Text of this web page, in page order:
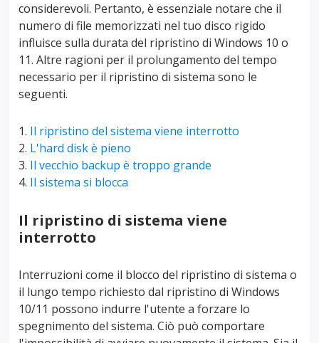
considerevoli. Pertanto, è essenziale notare che il
numero di file memorizzati nel tuo disco rigido
influisce sulla durata del ripristino di Windows 10 o
11. Altre ragioni per il prolungamento del tempo
necessario per il ripristino di sistema sono le
seguenti.
Il ripristino del sistema viene interrotto
L'hard disk è pieno
Il vecchio backup è troppo grande
Il sistema si blocca
Il ripristino di sistema viene
interrotto
Interruzioni come il blocco del ripristino di sistema o
il lungo tempo richiesto dal ripristino di Windows
10/11 possono indurre l'utente a forzare lo
spegnimento del sistema. Ciò può comportare